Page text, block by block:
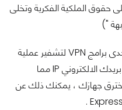
حقوق الملكية الفكرية وتخلى
")
حسناً قبل أي شيء يفضل استخدام احدى برامج VPN لتشفير عملية
اتصالك بشبكة الانترنت و تغيير عنوان بريدك الالكتروني IP مما
جهازك ، يمكنك ذلك عن